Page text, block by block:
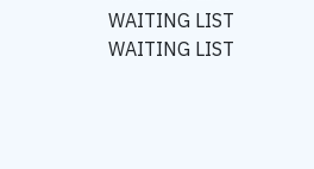
WAITING LIST
WAITING LIST